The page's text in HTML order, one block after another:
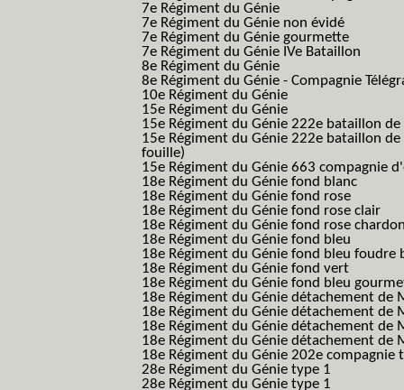
7e Régiment du Génie
7e Régiment du Génie non évidé
7e Régiment du Génie gourmette
7e Régiment du Génie IVe Bataillon
8e Régiment du Génie
8e Régiment du Génie - Compagnie
10e Régiment du Génie
15e Régiment du Génie
15e Régiment du Génie 222e bataillon
15e Régiment du Génie 222e bataillon
fouille)
15e Régiment du Génie 663 compagnie
18e Régiment du Génie fond blanc
18e Régiment du Génie fond rose
18e Régiment du Génie fond rose clair
18e Régiment du Génie fond rose
18e Régiment du Génie fond bleu
18e Régiment du Génie fond bleu foudre
18e Régiment du Génie fond vert
18e Régiment du Génie fond bleu
18e Régiment du Génie détachement de
18e Régiment du Génie détachement de
18e Régiment du Génie détachement de
18e Régiment du Génie détachement de
18e Régiment du Génie 202e compagnie
28e Régiment du Génie type 1
28e Régiment du Génie type 1